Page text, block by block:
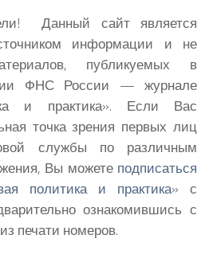
Данный сайт является
информации и не
публикуемых в
ФНС России — журнале
и практика». Если Вас
точка зрения первых лиц
службы по различным
Вы можете подписаться
политика и практика» с
ознакомившись с
печати номеров.